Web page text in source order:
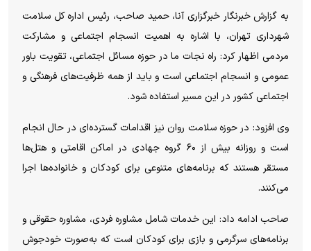
به گزارش خبرنگار خبرگزاری آنا، حمید صاحب، رئیس اداره کل سلامت
شهرداری تهران، با اشاره به اهمیت انسجام اجتماعی و مشارکت
مردمی اظهار کرد: راه نجات ما در حوزه مسائل اجتماعی، تقویت باور
عمومی و انسجام اجتماعی است و باید از همه ظرفیت‌های فرهنگی و
اجتماعی کشور در این مسیر استفاده شود.
وی افزود: در حوزه سلامت روان نیز اقدامات گسترده‌ای در حال انجام
است و روزانه بیش از ۶۰ گروه جهادی در اماکن اقامتی و هتل‌ها
مستقر هستند که برنامه‌های متنوعی برای کودکان و خانواده‌ها اجرا
می‌کنند.
صاحب ادامه داد: این خدمات شامل مشاوره فردی، مشاوره حقوقی و
برنامه‌های سرگرمی و بازی برای کودکان است که به‌صورت خودجوش